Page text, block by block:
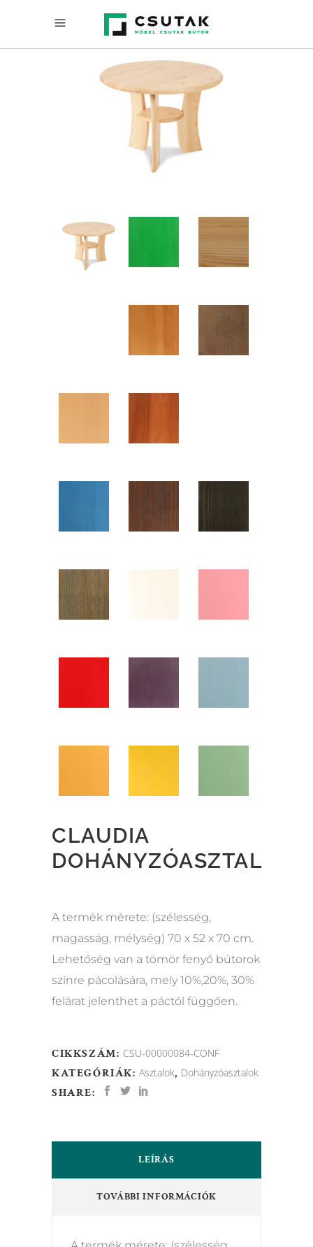
CLAUDIA
DOHÁNYZÓASZTAL
A termék mérete: (szélesség,
magasság, mélység) 70 x 52 x 70 cm.
Lehetőség van a tömör fenyő bútorok
színre pácolására, mely 10%,20%, 30%
felárat jelenthet a páctól függően.
CIKKSZÁM: CSU-00000084-CONF
KATEGÓRIÁK:Asztalok, Dohányzóasztalok
SHARE:
LEÍRÁS
TOVÁBBI INFORMÁCIÓK